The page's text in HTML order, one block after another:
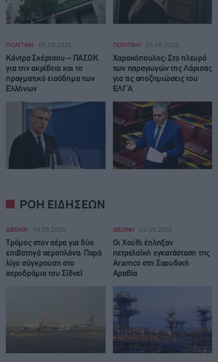
ΠΟΛΙΤΙΚΗ 08.08.2026
Κόντρα Σκέρτσου – ΠΑΣΟΚ
για την ακρίβεια και το
πραγματικό εισόδημα των
Ελλήνων
ΠΟΛΙΤΙΚΗ 08.08.2026
Χαρακόπουλος: Στο πλευρό
των παραγωγών της Λάρισας
για τις αποζημιώσεις του
ΕΛΓΑ
ΡΟΗ ΕΙΔΗΣΕΩΝ
ΔΙΕΘΝΗ 09.08.2026
Τρόμος στον αέρα για δύο
επιβατηγά αεροπλάνα: Παρά
λίγο σύγκρουση στο
αεροδρόμιο του Σίδνεϊ
ΔΙΕΘΝΗ 09.08.2026
Οι Χούθι έπληξαν
πετρελαϊκή εγκατάσταση της
Aramco στη Σαουδική
Αραβία